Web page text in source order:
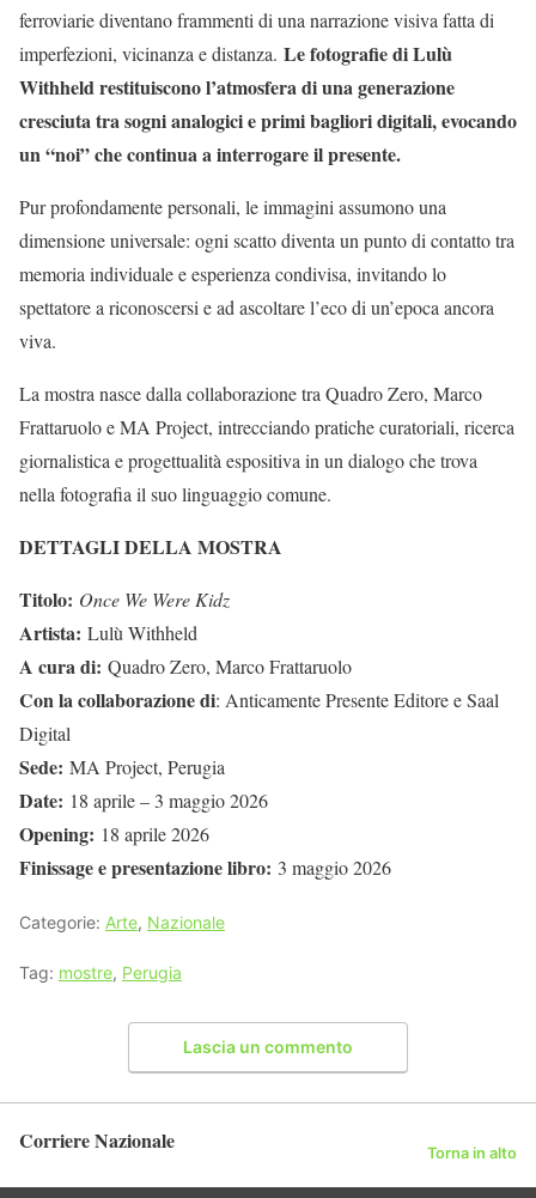
ferroviarie diventano frammenti di una narrazione visiva fatta di
imperfezioni, vicinanza e distanza. Le fotografie di Lulù
Withheld restituiscono l’atmosfera di una generazione
cresciuta tra sogni analogici e primi bagliori digitali, evocando
un “noi” che continua a interrogare il presente.
Pur profondamente personali, le immagini assumono una
dimensione universale: ogni scatto diventa un punto di contatto tra
memoria individuale e esperienza condivisa, invitando lo
spettatore a riconoscersi e ad ascoltare l’eco di un’epoca ancora
viva.
La mostra nasce dalla collaborazione tra Quadro Zero, Marco
Frattaruolo e MA Project, intrecciando pratiche curatoriali, ricerca
giornalistica e progettualità espositiva in un dialogo che trova
nella fotografia il suo linguaggio comune.
DETTAGLI DELLA MOSTRA
Titolo: Once We Were Kidz
Artista: Lulù Withheld
A cura di: Quadro Zero, Marco Frattaruolo
Con la collaborazione di: Anticamente Presente Editore e Saal
Digital
Sede: MA Project, Perugia
Date: 18 aprile – 3 maggio 2026
Opening: 18 aprile 2026
Finissage e presentazione libro: 3 maggio 2026
Categorie: Arte, Nazionale
Tag: mostre, Perugia
Lascia un commento
Corriere Nazionale Torna in alto